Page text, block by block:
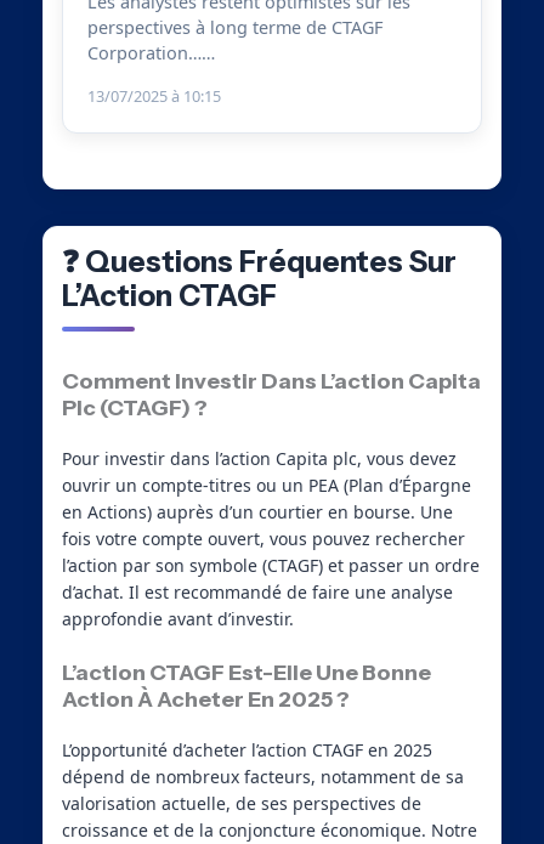
perspectives à long terme de CTAGF
Corporation……
13/07/2025 à 10:15
❓ Questions Fréquentes Sur
L’Action CTAGF
Comment Investir Dans L’action Capita
Plc (CTAGF) ?
Pour investir dans l’action Capita plc, vous devez
ouvrir un compte-titres ou un PEA (Plan d’Épargne
en Actions) auprès d’un courtier en bourse. Une
fois votre compte ouvert, vous pouvez rechercher
l’action par son symbole (CTAGF) et passer un ordre
d’achat. Il est recommandé de faire une analyse
approfondie avant d’investir.
L’action CTAGF Est-Elle Une Bonne
Action À Acheter En 2025 ?
L’opportunité d’acheter l’action CTAGF en 2025
dépend de nombreux facteurs, notamment de sa
valorisation actuelle, de ses perspectives de
croissance et de la conjoncture économique. Notre